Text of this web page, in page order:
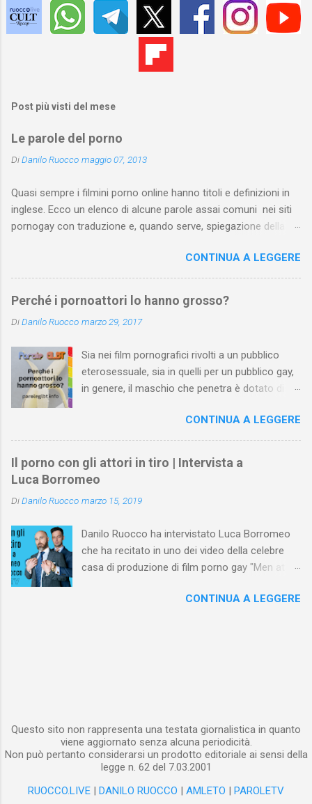
Post più visti del mese
Le parole del porno
DiDanilo Ruocco maggio 07, 2013
Quasi sempre i filmini porno online hanno titoli e definizioni in
inglese. Ecco un elenco di alcune parole assai comuni nei siti
pornogay con traduzione e, quando serve, spiegazione della
“specifiche” e, ovviamente, le parole del lessico quotidiano che
non si riferiscono a una pratica sessuale. L’elenco può essere
arricchito e corretto dai vostri suggerimenti. Attenzione : se
prosegui la lettura, sappi che ti troverai a leggere parole assai
esplicite.
CONTINUA A LEGGERE
Perché i pornoattori lo hanno grosso?
DiDanilo Ruocco marzo 29, 2017
Sia nei film pornografici rivolti a un pubblico
eterosessuale, sia in quelli per un pubblico gay,
in genere, il maschio che penetra è dotato di un
ne esaltano la grandezza e l’attrice o l’attore
che lo riceve, di solito, ne valorizza le misure o
con espressioni di stupore o con altre di
gradimento. Al contrario, un membro virile
video porno è trattato con sufficienza, quando
cinematografica del membro virile anche nella
pornografia rivolta a un pubblico maschile
eterosessuale fa nascere alcune domande. Ad
un maschio eterosessuale senta l’esigenza,
CONTINUA A LEGGERE
Il porno con gli attori in tiro | Intervista a
Luca Borromeo
DiDanilo Ruocco marzo 15, 2019
Danilo Ruocco ha intervistato Luca Borromeo
che ha recitato in uno dei video della celebre
casa di produzione di film porno gay "Men at
della scena BDSM gay. Gli è stato chiesto di
CONTINUA A LEGGERE
Questo sito non rappresenta una testata giornalistica in quanto
viene aggiornato senza alcuna periodicità.
Non può pertanto considerarsi un prodotto editoriale ai sensi della
legge n. 62 del 7.03.2001
RUOCCO.LIVE | DANILO RUOCCO | AMLETO | PAROLETV